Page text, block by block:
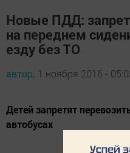
Новые ПДД: запрет
на переднем
езду без ТО
автор, 1 ноября 2016 -
Детей запретят
автобусах